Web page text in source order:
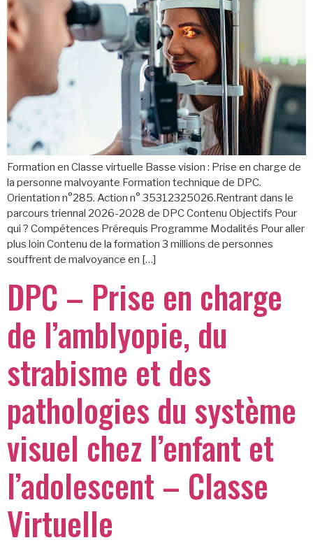
Formation en Classe virtuelle Basse vision : Prise en charge de
la personne malvoyante Formation technique de DPC.
Orientation n°285. Action n° 35312325026.Rentrant dans le
parcours triennal 2026-2028 de DPC Contenu Objectifs Pour
qui ? Compétences Prérequis Programme Modalités Pour aller
plus loin Contenu de la formation 3 millions de personnes
souffrent de malvoyance en […]
DPC – Prise en charge
de l’amblyopie, du
strabisme et des
pathologies du système
visuel chez l’enfant et
l’adolescent – Classe
Virtuelle